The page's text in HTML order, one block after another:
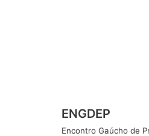
ENGDEP
Encontro Gaúcho de